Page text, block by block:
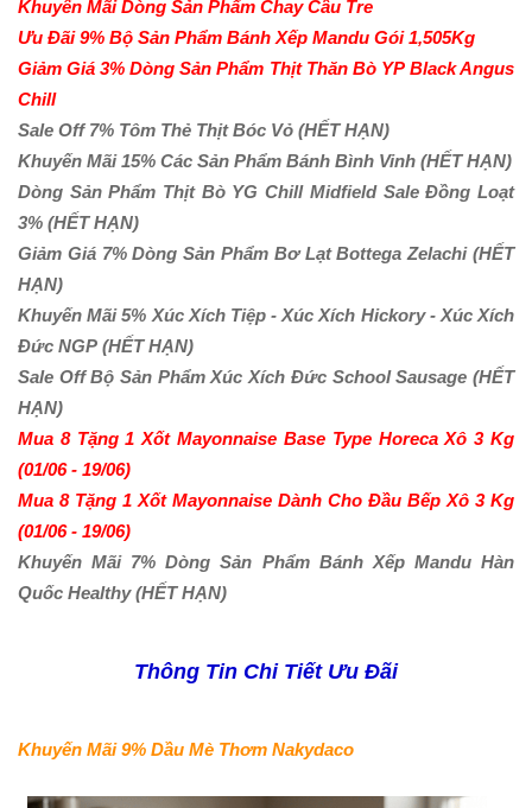
Khuyến Mãi Dòng Sản Phẩm Chay Cầu Tre
Ưu Đãi 9% Bộ Sản Phẩm Bánh Xếp Mandu Gói 1,505Kg
Giảm Giá 3% Dòng Sản Phẩm Thịt Thăn Bò YP Black Angus
Chill
Sale Off 7% Tôm Thẻ Thịt Bóc Vỏ (HẾT HẠN)
Khuyến Mãi 15% Các Sản Phẩm Bánh Bình Vinh (HẾT HẠN)
Dòng Sản Phẩm Thịt Bò YG Chill Midfield Sale Đồng Loạt
3% (HẾT HẠN)
Giảm Giá 7% Dòng Sản Phẩm Bơ Lạt Bottega Zelachi (HẾT
HẠN)
Khuyến Mãi 5% Xúc Xích Tiệp - Xúc Xích Hickory - Xúc Xích
Đức NGP (HẾT HẠN)
Sale Off Bộ Sản Phẩm Xúc Xích Đức School Sausage (HẾT
HẠN)
Mua 8 Tặng 1 Xốt Mayonnaise Base Type Horeca Xô 3 Kg
(01/06 - 19/06)
Mua 8 Tặng 1 Xốt Mayonnaise Dành Cho Đầu Bếp Xô 3 Kg
(01/06 - 19/06)
Khuyến Mãi 7% Dòng Sản Phẩm Bánh Xếp Mandu Hàn
Quốc Healthy (HẾT HẠN)
Thông Tin Chi Tiết Ưu Đãi
Khuyến Mãi 9% Dầu Mè Thơm Nakydaco